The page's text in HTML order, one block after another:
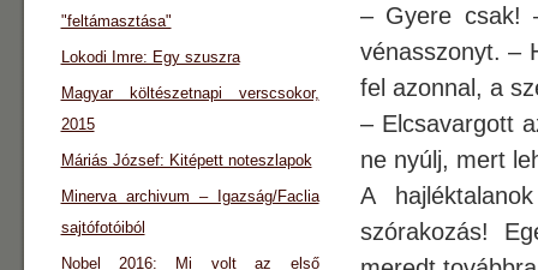
– Gyere csak!
vénasszonyt. –
fel azonnal, a
– Elcsavargott
ne nyúlj, mert
A
szórakozás!
"feltámasztása"
Lokodi Imre: Egy szuszra
Magyar költészetnapi verscsokor,
2015
Máriás József: Kitépett noteszlapok
Minerva archivum – Igazság/Faclia
sajtófotóiból
Nobel 2016: Mi volt az első